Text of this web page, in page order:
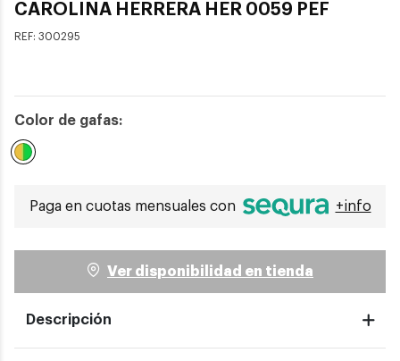
CAROLINA HERRERA HER 0059 PEF
REF: 300295
Color de gafas:
Paga en cuotas mensuales con +info
Ver disponibilidad en tienda
Descripción